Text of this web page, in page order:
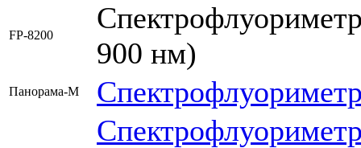
FP-8200
900 нм)
Панорама-М